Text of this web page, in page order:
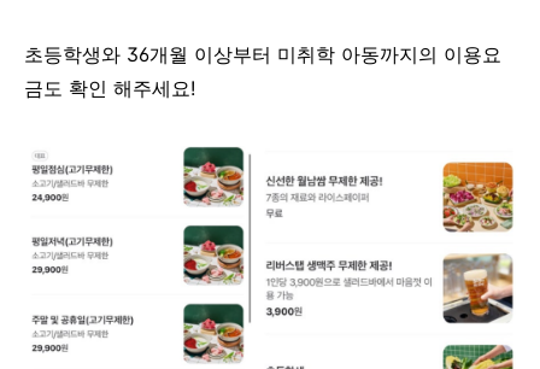
초등학생와 36개월 이상부터 미취학 아동까지의 이용요
금도 확인 해주세요!